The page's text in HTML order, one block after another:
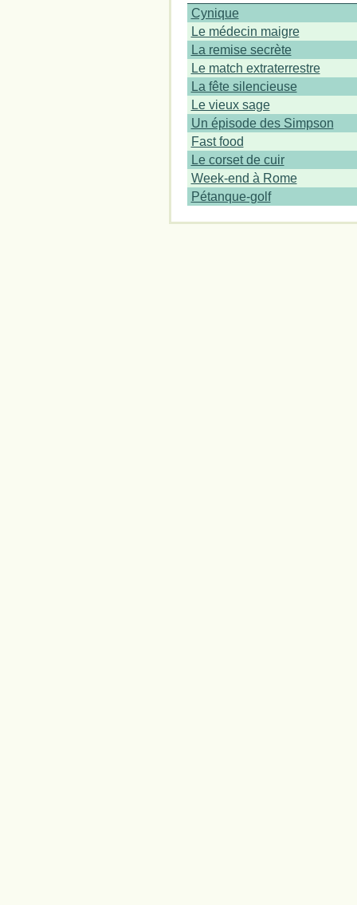
Cynique
Le médecin maigre
La remise secrète
Le match extraterrestre
La fête silencieuse
Le vieux sage
Un épisode des Simpson
Fast food
Le corset de cuir
Week-end à Rome
Pétanque-golf